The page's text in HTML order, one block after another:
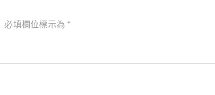
必填欄位標示為 *